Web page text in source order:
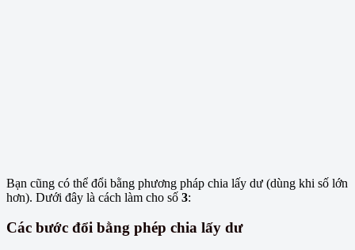
Bạn cũng có thể đổi bằng phương pháp chia lấy dư (dùng khi số lớn
hơn). Dưới đây là cách làm cho số 3:
Các bước đổi bằng phép chia lấy dư